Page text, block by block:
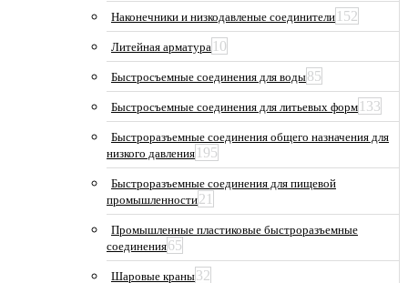
Наконечники и низкодавленые соединители 152
Литейная арматура 10
Быстросъемные соединения для воды85
Быстросъемные соединения для литьевых форм 133
Быстроразъемные соединения общего назначения для
низкого давления 195
Быстроразъемные соединения для пищевой
промышленности21
Промышленные пластиковые быстроразъемные
соединения65
Шаровые краны32